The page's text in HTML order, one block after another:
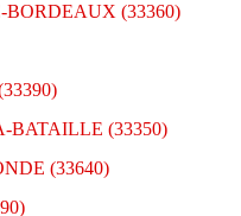
BORDEAUX (33360)
BATAILLE (33350)
(33640)